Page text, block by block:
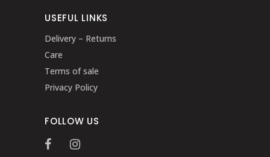
USEFUL LINKS
Delivery – Returns
Care
Terms of sale
Privacy Policy
FOLLOW US